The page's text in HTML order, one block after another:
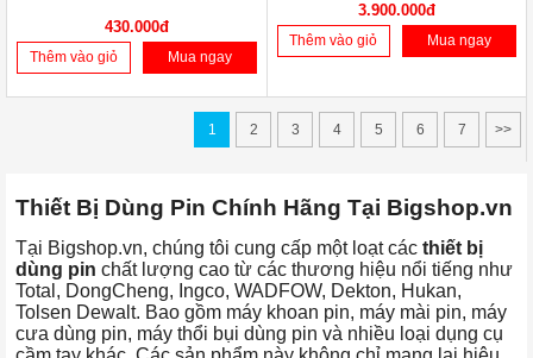
430.000đ
Thêm vào giỏ Mua ngay
3.900.000đ
Thêm vào giỏ Mua ngay
1 2 3 4 5 6 7 >>
Thiết Bị Dùng Pin Chính Hãng Tại Bigshop.vn
Tại Bigshop.vn, chúng tôi cung cấp một loạt các thiết bị
dùng pin chất lượng cao từ các thương hiệu nổi tiếng như
Total, DongCheng, Ingco, WADFOW, Dekton, Hukan,
Tolsen Dewalt. Bao gồm máy khoan pin, máy mài pin, máy
cưa dùng pin, máy thổi bụi dùng pin và nhiều loại dụng cụ